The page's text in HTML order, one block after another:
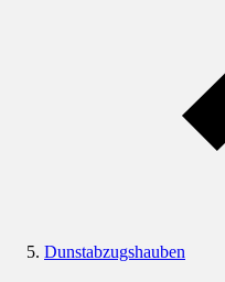
Dunstabzugshauben